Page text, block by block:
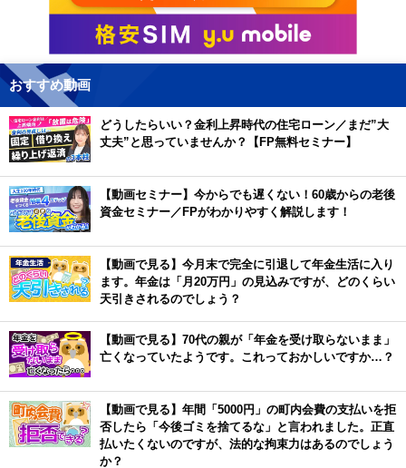
おすすめ動画
どうしたらいい？金利上昇時代の住宅ローン／まだ”大
丈夫”と思っていませんか？【FP無料セミナー】
【動画セミナー】今からでも遅くない！60歳からの老後
資金セミナー／FPがわかりやすく解説します！
【動画で見る】今月末で完全に引退して年金生活に入り
ます。年金は「月20万円」の見込みですが、どのくらい
天引きされるのでしょう？
【動画で見る】70代の親が「年金を受け取らないまま」
亡くなっていたようです。これっておかしいですか…？
【動画で見る】年間「5000円」の町内会費の支払いを拒
否したら「今後ゴミを捨てるな」と言われました。正直
払いたくないのですが、法的な拘束力はあるのでしょう
か？